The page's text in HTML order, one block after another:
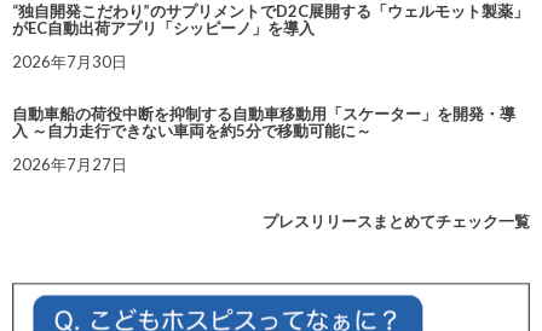
“独自開発こだわり”のサプリメントでD2C展開する「ウェルモット製薬」
がEC自動出荷アプリ「シッピーノ」を導入
2026年7月30日
自動車船の荷役中断を抑制する自動車移動用「スケーター」を開発・導
入 ～自力走行できない車両を約5分で移動可能に～
2026年7月27日
プレスリリースまとめてチェック一覧